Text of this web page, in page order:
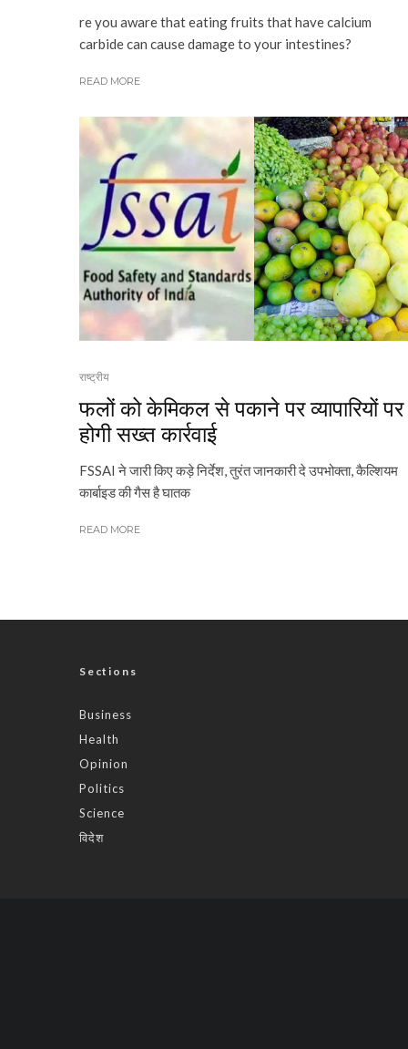
re you aware that eating fruits that have calcium
carbide can cause damage to your intestines?
READ MORE
राष्ट्रीय
फलों को केमिकल से पकाने पर व्यापारियों पर
होगी सख्त कार्रवाई
FSSAI ने जारी किए कड़े निर्देश, तुरंत जानकारी दे उपभोक्ता, कैल्शियम
कार्बाइड की गैस है घातक
READ MORE
Sections
Business
Health
Opinion
Politics
Science
विदेश